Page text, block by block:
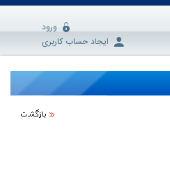
ورود
ایجاد حساب کاربری